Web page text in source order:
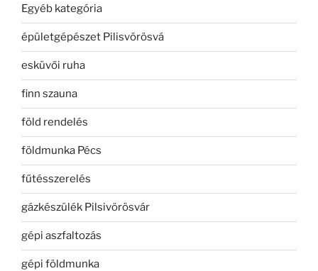
Egyéb kategória
épületgépészet Pilisvörösvá
esküvői ruha
finn szauna
föld rendelés
földmunka Pécs
fűtésszerelés
gázkészülék Pilsivörösvár
gépi aszfaltozás
gépi földmunka